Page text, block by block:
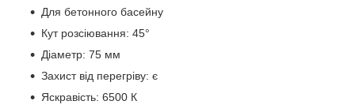
Для бетонного басейну
Кут розсіювання: 45°
Діаметр: 75 мм
Захист від перегріву: є
Яскравість: 6500 К